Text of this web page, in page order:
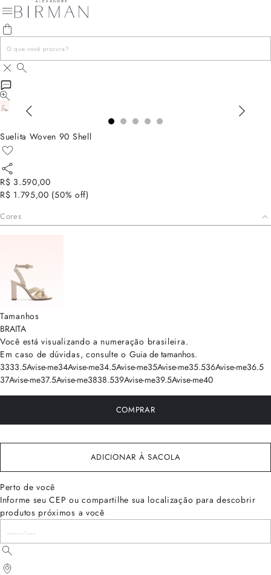
Suelita Woven 90 Shell
R$ 3.590,00
R$ 1.795,00 (50% off)
Cores
Tamanhos
BRAITA
Você está visualizando a numeração brasileira.
Em caso de dúvidas, consulte o Guia de tamanhos.
3333.5Avise-me34Avise-me34.5Avise-me35Avise-me35.536Avise-me36.5
37Avise-me37.5Avise-me3838.539Avise-me39.5Avise-me40
COMPRAR
ADICIONAR À SACOLA
Perto de você
Informe seu CEP ou compartilhe sua localização para descobrir
produtos próximos a você